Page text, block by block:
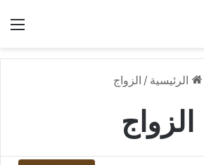
الرئيسية / الزواج
الزواج